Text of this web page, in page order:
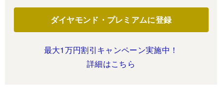
ダイヤモンド・プレミアムに登録
最大1万円割引キャンペーン実施中！
詳細はこちら